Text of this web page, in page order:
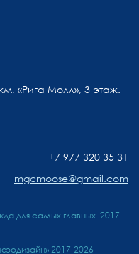
«Рига Молл», 3 этаж.
+7 977 320 35 31
mgcmoose@gmail.com
для самых главных. 2017-
2017-2026